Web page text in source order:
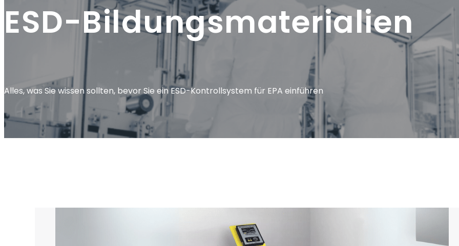
ESD-Bildungsmaterialien
Alles, was Sie wissen sollten, bevor Sie ein ESD-Kontrollsystem für EPA einführen